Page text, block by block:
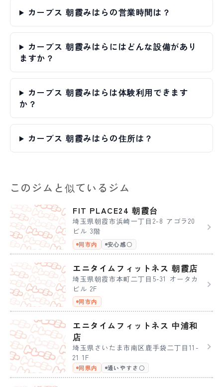
カーブス 朝霞みはらの営業時間は？
カーブス 朝霞みはらにはどんな設備があり
ますか？
カーブス 朝霞みはらは体験利用できます
か？
カーブス 朝霞みはらの住所は？
このジムと似ているジム
FIT PLACE24 朝霞台
埼玉県朝霞市浜崎一丁目2-8 アゴラ20
ビル 3階
同市内 安心感〇
エニタイムフィットネス 朝霞店
埼玉県朝霞市本町二丁目5-31 オータカ
ビル 2F
同市内
エニタイムフィットネス 中浦和
店
埼玉県さいたま市南区鹿手袋二丁目11-
21 1F
同県内 通いやすさ〇